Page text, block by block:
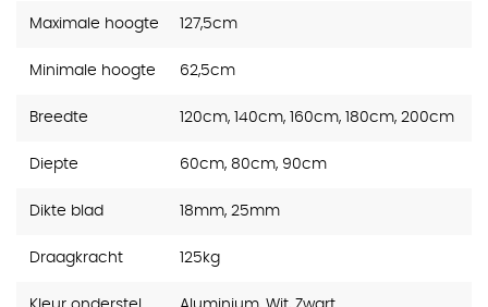
Maximale hoogte 127,5cm
Minimale hoogte 62,5cm
Breedte 120cm, 140cm, 160cm, 180cm, 200cm
Diepte 60cm, 80cm, 90cm
Dikte blad 18mm, 25mm
Draagkracht 125kg